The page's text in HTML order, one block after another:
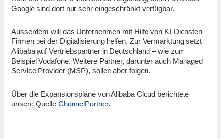
Google sind dort nur sehr eingeschränkt verfügbar.
Ausserdem will das Unternehmen mit Hilfe von KI-Diensten
Firmen bei der Digitalisierung helfen. Zur Vermarktung setzt
Alibaba auf Vertriebspartner in Deutschland – wie zum
Beispiel Vodafone. Weitere Partner, darunter auch Managed
Service Provider (MSP), sollen aber folgen.
Über die Expansionspläne von Alibaba Cloud berichtete
unsere Quelle ChannelPartner.